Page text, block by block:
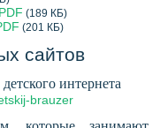
(189 КБ)
(201 КБ)
сайтов
интернета
brauzer